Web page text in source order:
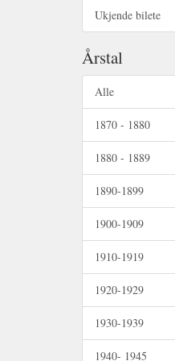
Ukjende bilete
Årstal
Alle
1870 - 1880
1880 - 1889
1890-1899
1900-1909
1910-1919
1920-1929
1930-1939
1940- 1945